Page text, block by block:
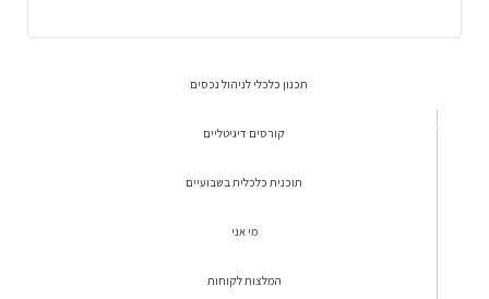
תכנון כלכלי לניהול נכסים
קורסים דיגיטליים
תוכנית כלכלית בשבועיים
מי אני
המלצות לקוחות